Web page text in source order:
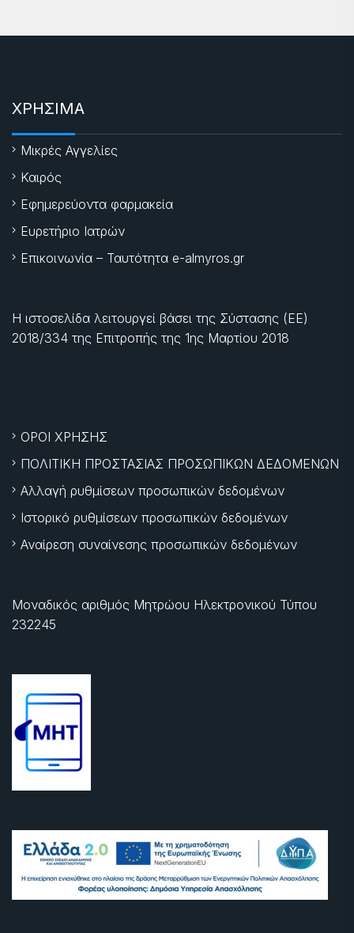
ΧΡΗΣΙΜΑ
Μικρές Αγγελίες
Καιρός
Εφημερεύοντα φαρμακεία
Ευρετήριο Ιατρών
Επικοινωνία – Ταυτότητα e-almyros.gr
Η ιστοσελίδα λειτουργεί βάσει της Σύστασης (ΕΕ)
2018/334 της Επιτροπής της 1ης Μαρτίου 2018
ΟΡΟΙ ΧΡΗΣΗΣ
ΠΟΛΙΤΙΚΗ ΠΡΟΣΤΑΣΙΑΣ ΠΡΟΣΩΠΙΚΩΝ ΔΕΔΟΜΕΝΩΝ
Αλλαγή ρυθμίσεων προσωπικών δεδομένων
Ιστορικό ρυθμίσεων προσωπικών δεδομένων
Αναίρεση συναίνεσης προσωπικών δεδομένων
Μοναδικός αριθμός Μητρώου Ηλεκτρονικού Τύπου
232245